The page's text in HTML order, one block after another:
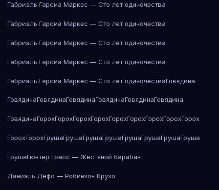
Габриэль Гарсиа Маркес — Сто лет одиночества
Габриэль Гарсиа Маркес — Сто лет одиночества
Габриэль Гарсиа Маркес — Сто лет одиночества
Габриэль Гарсиа Маркес — Сто лет одиночества
Габриэль Гарсиа Маркес — Сто лет одиночестваГовядина
ГовядинаГовядинаГовядинаГовядинаГовядинаГовядина
ГовядинаГорохГорохГорохГорохГорохГорохГорохГорохГорох
ГорохГорохГрушаГрушаГрушаГрушаГрушаГрушаГрушаГруша
ГрушаГюнтер Грасс — Жестяной барабан
Даниэль Дефо — Робинзон Крузо